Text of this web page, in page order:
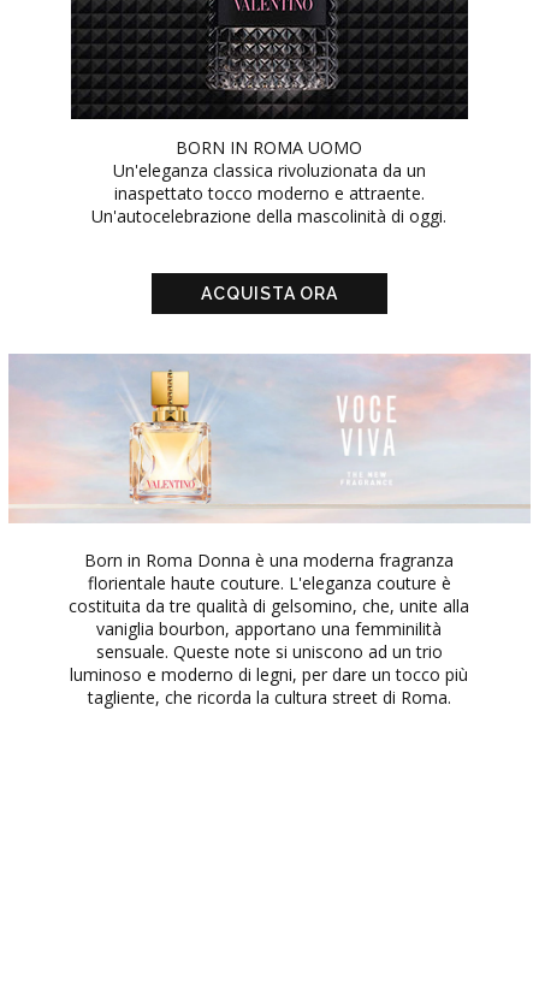
BORN IN ROMA UOMO
Un'eleganza classica rivoluzionata da un
inaspettato tocco moderno e attraente.
Un'autocelebrazione della mascolinità di oggi.
ACQUISTA ORA
Born in Roma Donna è una moderna fragranza
florientale haute couture. L'eleganza couture è
costituita da tre qualità di gelsomino, che, unite alla
vaniglia bourbon, apportano una femminilità
sensuale. Queste note si uniscono ad un trio
luminoso e moderno di legni, per dare un tocco più
tagliente, che ricorda la cultura street di Roma.